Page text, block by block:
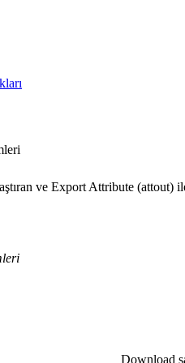
ve Export Attribute (attout)
Download